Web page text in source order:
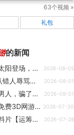
63个视频 »
礼包
的新闻
《自由足球怀旧服》拼豆大赛开启，传奇后卫太阳登场，参与夏季特训得迷彩套装！ 2026-08-05
韩路报警仅4天找到骂人者：初三学生因游戏认错人辱骂泄愤 2026-08-01
魔兽故事：不是网瘾！这个天天躺着玩游戏的男人，骗了所有人的眼泪 2026-08-01
图个好回忆：这是谁的青春？国内第一款永久免费3D网游，结果官方卖挂还盗号？ 2026-07-30
运筹定江湖，帷幄掌乾坤！《剑网一》全新资料片【运筹帷幄】今日上线！ 2026-07-28